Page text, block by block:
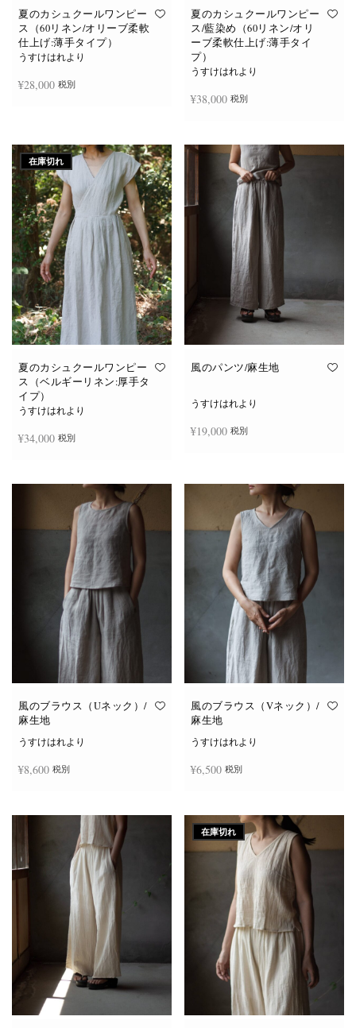
オ
プ
シ
ョ
ら
選
択
で
き
ま
す
オ
プ
シ
ョ
ら
選
択
で
き
ま
す
夏のカシュクールワンピー
ス（60リネン/オリーブ柔軟
仕上げ:薄手タイプ）
うすけはれより
¥28,000 税別
夏のカシュクールワンピー
ス/藍染め（60リネン/オリ
ーブ柔軟仕上げ:薄手タイ
プ）
うすけはれより
¥38,000 税別
在庫切れ
夏のカシュクールワンピー
ス（ベルギーリネン:厚手タ
イプ）
うすけはれより
¥34,000 税別
風のパンツ/麻生地
うすけはれより
¥19,000 税別
風のブラウス（Uネック）/
麻生地
うすけはれより
¥8,600 税別
の
商
品
に
は
複
数
の
バ
リ
エ
ー
シ
ョ
ン
が
あ
ま
風のブラウス（Vネック）/
麻生地
うすけはれより
¥6,500 税別
の
商
品
に
は
複
数
の
バ
リ
エ
ー
シ
ョ
ン
が
あ
り
ま
在庫切れ